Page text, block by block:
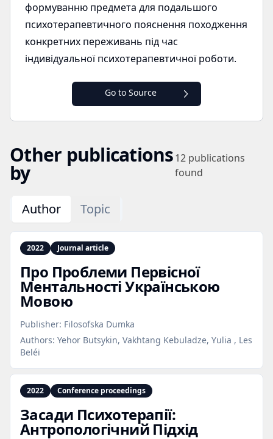
формуванню предмета для подальшого
психотерапевтичного пояснення походження
конкретних переживань під час
індивідуальної психотерапевтичної роботи.
Go to Source
Other publications
by
12 publications
found
Author Topic
2022 Journal article
Про Проблеми Первісної
Ментальності Українською
Мовою
Publisher: Filosofska Dumka
Authors: Yehor Butsykin, Vakhtang Kebuladze, Yulia , Les
Beléi
2022 Conference proceedings
Засади Психотерапії:
Антропологічний Підхід